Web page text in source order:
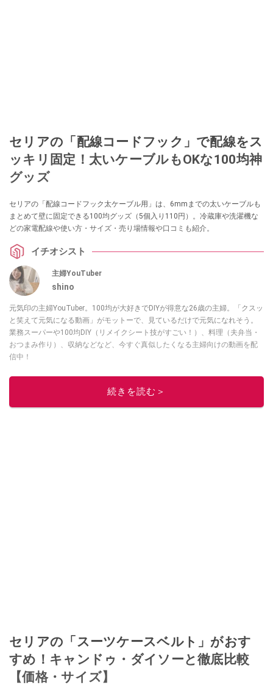
セリアの「配線コードフック」で配線をス
ッキリ固定！太いケーブルもOKな100均神
グッズ
セリアの「配線コードフック太ケーブル用」は、6mmまでの太いケーブルも
まとめて壁に固定できる100均グッズ（5個入り110円）。冷蔵庫や洗濯機な
どの家電配線や使い方・サイズ・売り場情報や口コミも紹介。
イチオシスト
主婦YouTuber
shino
元気印の主婦YouTuber。100均が大好きでDIYが得意な26歳の主婦。「クスッ
と笑えて元気になる動画」がモットーで、見ているだけで元気になれそう。
業務スーパーや100均DIY（リメイクシート技がすごい！）、料理（夫弁当・
おつまみ作り）、収納などなど、今すぐ真似したくなる主婦向けの動画を配
信中！
このイチオシストの他の記事を読む
続きを読む＞
セリアの「スーツケースベルト」がおす
すめ！キャンドゥ・ダイソーと徹底比較
【価格・サイズ】